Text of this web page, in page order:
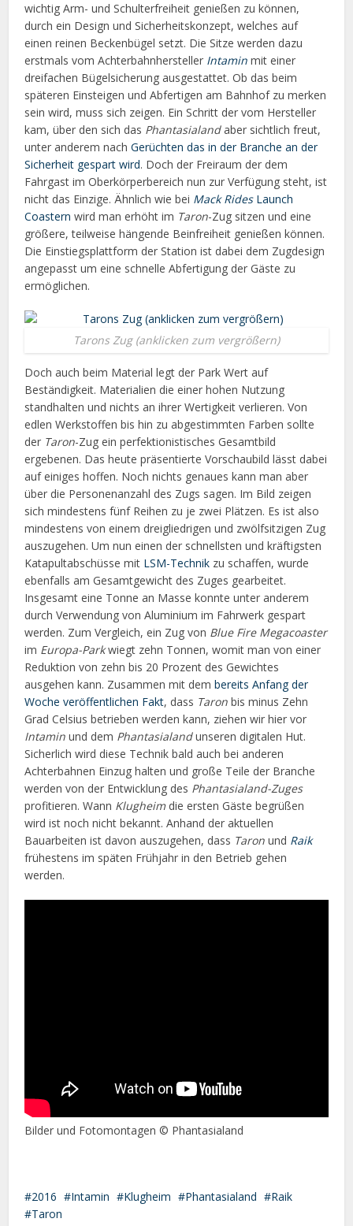
wichtig Arm- und Schulterfreiheit genießen zu können,
durch ein Design und Sicherheitskonzept, welches auf
einen reinen Beckenbügel setzt. Die Sitze werden dazu
erstmals vom Achterbahnhersteller Intamin mit einer
dreifachen Bügelsicherung ausgestattet. Ob das beim
späteren Einsteigen und Abfertigen am Bahnhof zu merken
sein wird, muss sich zeigen. Ein Schritt der vom Hersteller
kam, über den sich das Phantasialandaber sichtlich freut,
unter anderem nachGerüchten das in der Branche an der
Sicherheit gespart wird. Doch der Freiraum der dem
Fahrgast im Oberkörperbereich nun zur Verfügung steht, ist
nicht das Einzige. Ähnlich wie bei Mack RidesLaunch
Coastern wird man erhöht im Taron-Zug sitzen und eine
größere, teilweise hängende Beinfreiheit genießen können.
Die Einstiegsplattform der Station ist dabei dem Zugdesign
angepasst um eine schnelle Abfertigung der Gäste zu
ermöglichen.
Tarons Zug (anklicken zum vergrößern)
Doch auch beim Material legt der Park Wert auf
Beständigkeit. Materialien die einer hohen Nutzung
standhalten und nichts an ihrer Wertigkeit verlieren. Von
edlen Werkstoffen bis hin zu abgestimmten Farben sollte
der Taron-Zug ein perfektionistisches Gesamtbild
ergebenen. Das heute präsentierte Vorschaubild lässt dabei
auf einiges hoffen. Noch nichts genaues kann man aber
über die Personenanzahl des Zugs sagen. Im Bild zeigen
sich mindestens fünf Reihen zu je zwei Plätzen. Es ist also
mindestens von einem dreigliedrigen und zwölfsitzigen Zug
auszugehen. Um nun einen der schnellsten und kräftigsten
Katapultabschüsse mit LSM-Technik zu schaffen, wurde
ebenfalls am Gesamtgewicht des Zuges gearbeitet.
Insgesamt eine Tonne an Masse konnte unter anderem
durch Verwendung von Aluminium im Fahrwerk gespart
werden. Zum Vergleich, ein Zug von Blue Fire Megacoaster
im Europa-Parkwiegt zehn Tonnen, womit man von einer
Reduktion von zehn bis 20 Prozent des Gewichtes
ausgehen kann. Zusammen mit dembereits Anfang der
Woche veröffentlichen Fakt, dass Taron bis minus Zehn
Grad Celsius betrieben werden kann, ziehen wir hier vor
Intamin und dem Phantasialandunseren digitalen Hut.
Sicherlich wird diese Technik bald auch bei anderen
Achterbahnen Einzug halten und große Teile der Branche
werden von der Entwicklung des Phantasialand-Zuges
profitieren. Wann Klugheimdie ersten Gäste begrüßen
wird ist noch nicht bekannt. Anhand der aktuellen
Bauarbeiten ist davon auszugehen, dass Taron und Raik
frühestens im späten Frühjahr in den Betrieb gehen
werden.
Bilder und Fotomontagen © Phantasialand
2016 Intamin Klugheim Phantasialand
Raik
Taron